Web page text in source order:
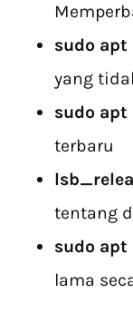
sudo apt
yang
sudo
terbaru
tentang
sudo apt
lama